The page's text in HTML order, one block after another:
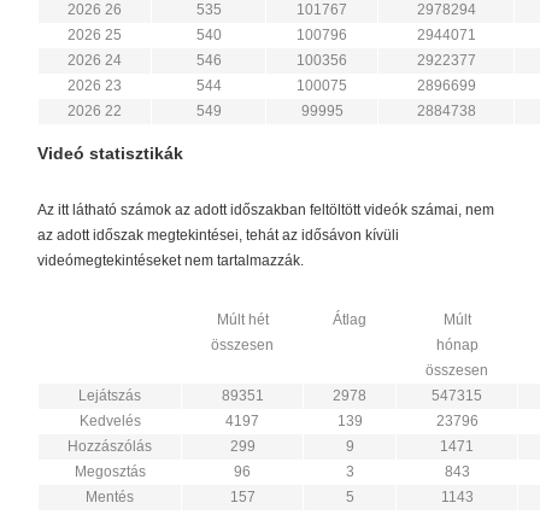
2026 26
535 101767
2978294
2026 25
540 100796
2944071
2026 24
546 100356
2922377
2026 23
544 100075
2896699
2026 22
549 99995 2884738
Videó statisztikák
Az itt látható számok az adott időszakban feltöltött videók számai, nem
az adott időszak megtekintései, tehát az idősávon kívüli
videómegtekintéseket nem tartalmazzák.
Múlt hét
összesen
Átlag
Múlt
hónap
összesen
Lejátszás
89351 2978
547315
Kedvelés
4197 139
23796
Hozzászólás
299 9
1471
Megosztás
96 3
843
Mentés
157 5 1143